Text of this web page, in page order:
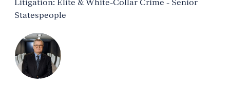
Litigation: Elite & White-Collar Crime - Senior
Statespeople